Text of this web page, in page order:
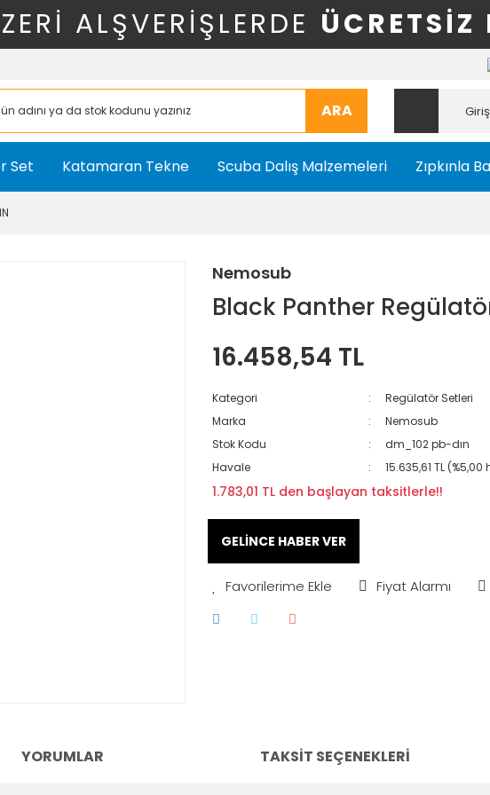
ALŞVERİŞLERDE ÜCRETSİZ
ARA
Set Katamaran Tekne Scuba Dalış Malzemeleri Zıpkınla
Nemosub
Black Panther
16.458,54 TL
Kategori
Regülatör Setleri
Marka
Nemosub
Stok Kodu
dm_102 pb-dın
Havale
15.635,61 TL
1.783,01 TL den başlayan taksitlerle!!
GELİNCE HABER VER
Fiyat Alarmı
YORUMLAR TAKSIT SEÇENEKLERI